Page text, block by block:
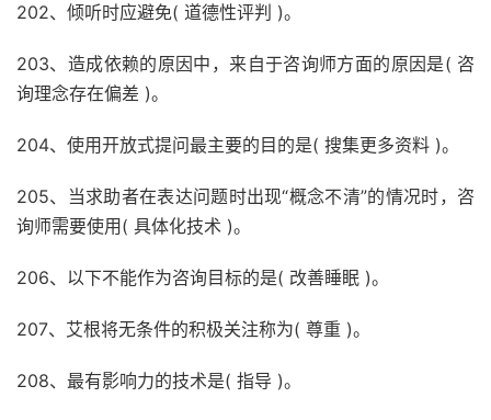
202、倾听时应避免( 道德性评判 )。
203、造成依赖的原因中，来自于咨询师方面的原因是( 咨
询理念存在偏差 )。
204、使用开放式提问最主要的目的是( 搜集更多资料 )。
205、当求助者在表达问题时出现“概念不清”的情况时，咨
询师需要使用( 具体化技术 )。
206、以下不能作为咨询目标的是( 改善睡眠 )。
207、艾根将无条件的积极关注称为( 尊重 )。
208、最有影响力的技术是( 指导 )。